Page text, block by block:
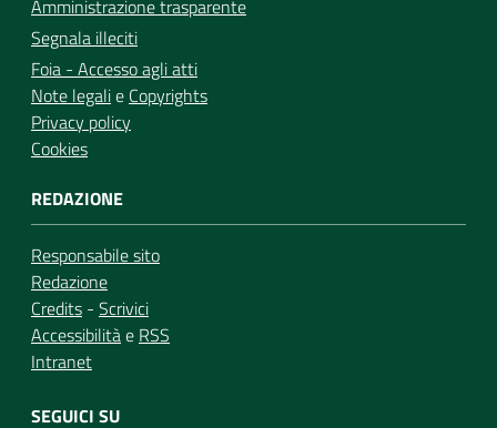
Amministrazione trasparente
Segnala illeciti
Foia - Accesso agli atti
Note legalie Copyrights
Privacy policy
Cookies
REDAZIONE
Responsabile sito
Redazione
Credits - Scrivici
Accessibilitàe RSS
Intranet
SEGUICI SU